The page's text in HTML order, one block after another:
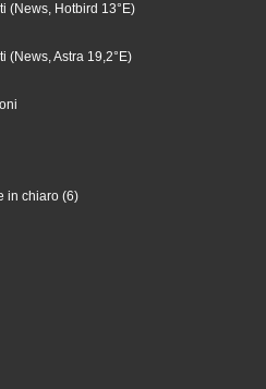
(News, Hotbird 13°E)
(News, Astra 19,2°E)
in chiaro (6)